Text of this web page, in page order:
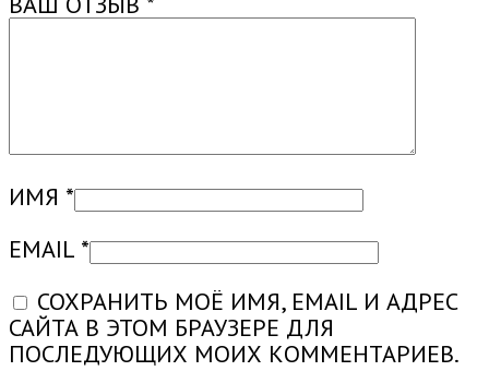
ИМЯ *
EMAIL *
СОХРАНИТЬ МОЁ ИМЯ, EMAIL И АДРЕС
САЙТА В ЭТОМ БРАУЗЕРЕ ДЛЯ
ПОСЛЕДУЮЩИХ МОИХ КОММЕНТАРИЕВ.